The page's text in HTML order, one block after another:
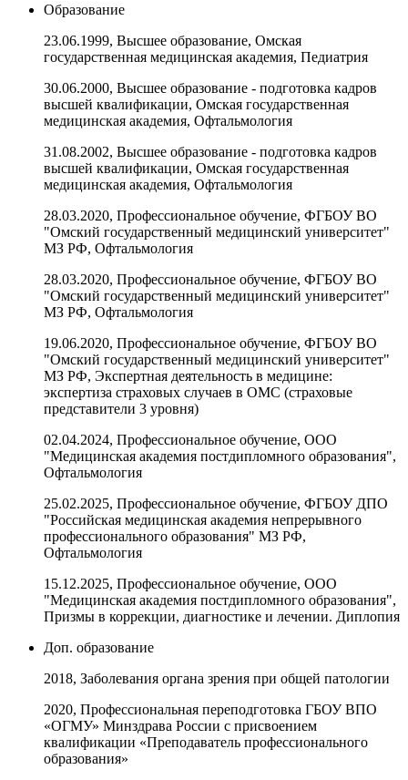
Образование
23.06.1999, Высшее образование, Омская
государственная медицинская академия, Педиатрия
30.06.2000, Высшее образование - подготовка кадров
высшей квалификации, Омская государственная
медицинская академия, Офтальмология
31.08.2002, Высшее образование - подготовка кадров
высшей квалификации, Омская государственная
медицинская академия, Офтальмология
28.03.2020, Профессиональное обучение, ФГБОУ ВО
"Омский государственный медицинский университет"
МЗ РФ, Офтальмология
28.03.2020, Профессиональное обучение, ФГБОУ ВО
"Омский государственный медицинский университет"
МЗ РФ, Офтальмология
19.06.2020, Профессиональное обучение, ФГБОУ ВО
"Омский государственный медицинский университет"
МЗ РФ, Экспертная деятельность в медицине:
экспертиза страховых случаев в ОМС (страховые
представители 3 уровня)
02.04.2024, Профессиональное обучение, ООО
"Медицинская академия постдипломного образования",
Офтальмология
25.02.2025, Профессиональное обучение, ФГБОУ ДПО
"Российская медицинская академия непрерывного
профессионального образования" МЗ РФ,
Офтальмология
15.12.2025, Профессиональное обучение, ООО
"Медицинская академия постдипломного образования",
Призмы в коррекции, диагностике и лечении. Диплопия
Доп. образование
2018, Заболевания органа зрения при общей патологии
2020, Профессиональная переподготовка ГБОУ ВПО
«ОГМУ» Минздрава России с присвоением
квалификации «Преподаватель профессионального
образования»